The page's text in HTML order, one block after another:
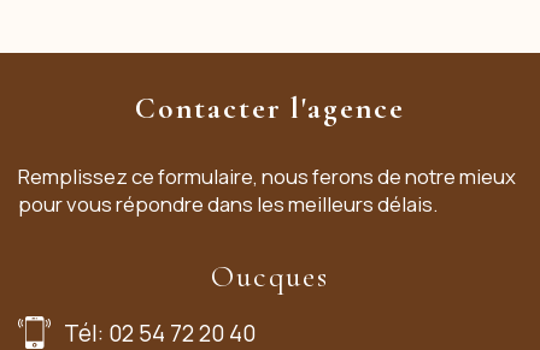
Contacter l'agence
Remplissez ce formulaire, nous ferons de notre mieux
pour vous répondre dans les meilleurs délais.
Oucques
Tél: 02 54 72 20 40